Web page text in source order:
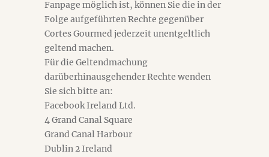
Fanpage möglich ist, können Sie die in der
Folge aufgeführten Rechte gegenüber
Cortes Gourmed jederzeit unentgeltlich
geltend machen.
Für die Geltendmachung
darüberhinausgehender Rechte wenden
Sie sich bitte an:
Facebook Ireland Ltd.
4 Grand Canal Square
Grand Canal Harbour
Dublin 2 Ireland